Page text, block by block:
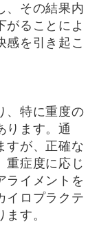
、その結果内
がることによ
感を引き起こ
、特に重度の
ります。通
すが、正確な
重症度に応じ
ライメントを
イロプラクテ
す。